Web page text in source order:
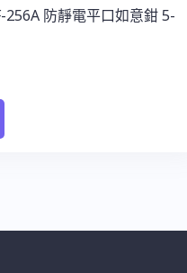
256A 防靜電平口如意鉗 5-